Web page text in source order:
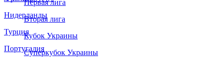
Нидерланды
Турция
Португалия
Первая лига
Вторая лига
Кубок Украины
Суперкубок Украины